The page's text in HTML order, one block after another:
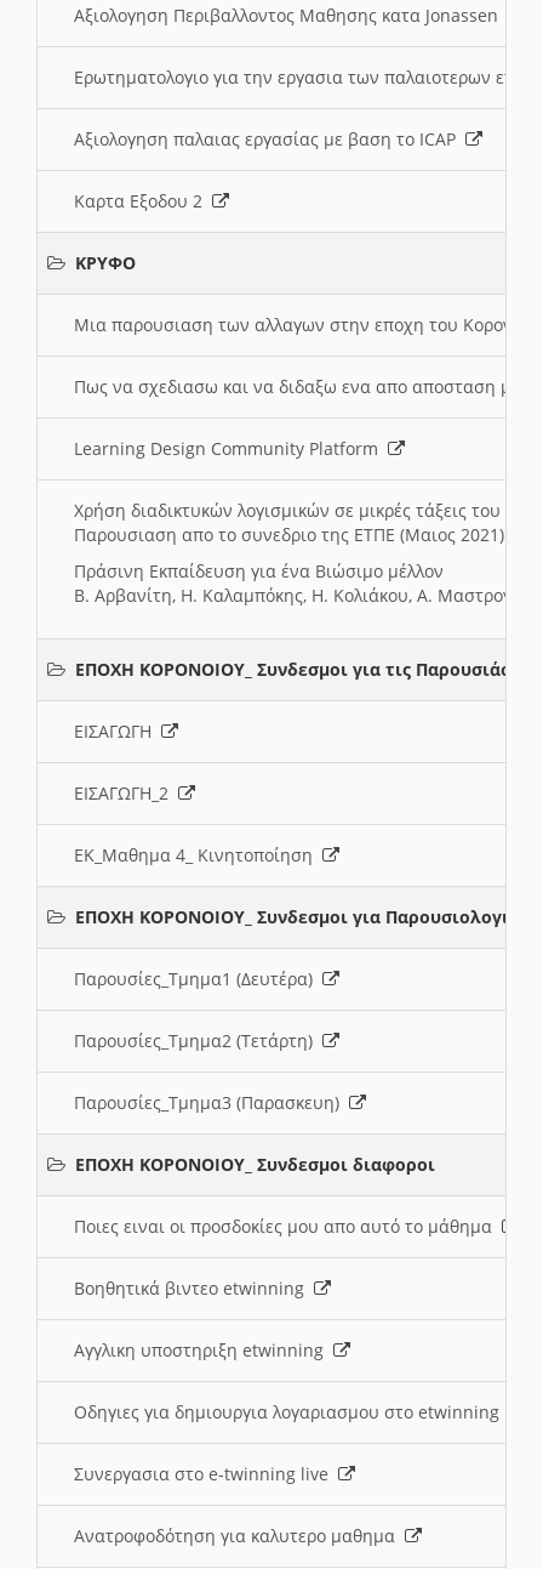
Αξιολογηση Περιβαλλοντος Μαθησης κατα Jonassen
Ερωτηματολογιο για την εργασια των παλαιοτερων
Αξιολογηση παλαιας εργασίας με βαση το ICAP
Καρτα Εξοδου 2
ΚΡΥΦΟ
Μια παρουσιαση των αλλαγων στην εποχη του
Πως να σχεδιασω και να διδαξω ενα απο αποσταση
Learning Design Community Platform
Χρήση διαδικτυκών λογισμικών σε μικρές τάξεις του
Παρουσιαση απο το συνεδριο της ΕΤΠΕ (Μαιος 2021)
Πράσινη Εκπαίδευση για ένα Βιώσιμο μέλλον
Β. Αρβανίτη, Η. Καλαμπόκης, Η. Κολιάκου, Α.
ΕΠΟΧΗ ΚΟΡΟΝΟΙΟΥ_ Συνδεσμοι για τις Παρουσιάσεις
ΕΙΣΑΓΩΓΗ
ΕΙΣΑΓΩΓΗ_2
ΕΚ_Μαθημα 4_ Κινητοποίηση
ΕΠΟΧΗ ΚΟΡΟΝΟΙΟΥ_ Συνδεσμοι για Παρουσιολογια
Παρουσίες_Τμημα1 (Δευτέρα)
Παρουσίες_Τμημα2 (Τετάρτη)
Παρουσίες_Τμημα3 (Παρασκευη)
ΕΠΟΧΗ ΚΟΡΟΝΟΙΟΥ_ Συνδεσμοι διαφοροι
Ποιες ειναι οι προσδοκίες μου απο αυτό το μάθημα
Βοηθητικά βιντεο etwinning
Αγγλικη υποστηριξη etwinning
Οδηγιες για δημιουργια λογαριασμου στο etwinning
Συνεργασια στο e-twinning live
Ανατροφοδότηση για καλυτερο μαθημα